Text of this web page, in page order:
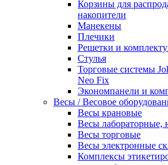
Корзины для
накопители
Манекены
Плечики
Решетки и
Стулья
Торговые системы
Neo Fix
Экономпанели и
Весы / Весовое
Весы крановые
Весы лабораторные,
Весы торговые
Весы электронные
Комплексы